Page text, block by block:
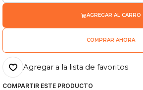
AGREGAR AL CARRO
COMPRAR AHORA
Agregar a la lista de favoritos
COMPARTIR ESTE PRODUCTO